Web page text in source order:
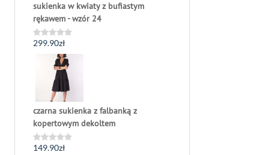
sukienka w kwiaty z bufiastym
rękawem - wzór 24
Oceniono
299.90zł
czarna sukienka z falbanką z
kopertowym dekoltem
Oceniono
149.90zł